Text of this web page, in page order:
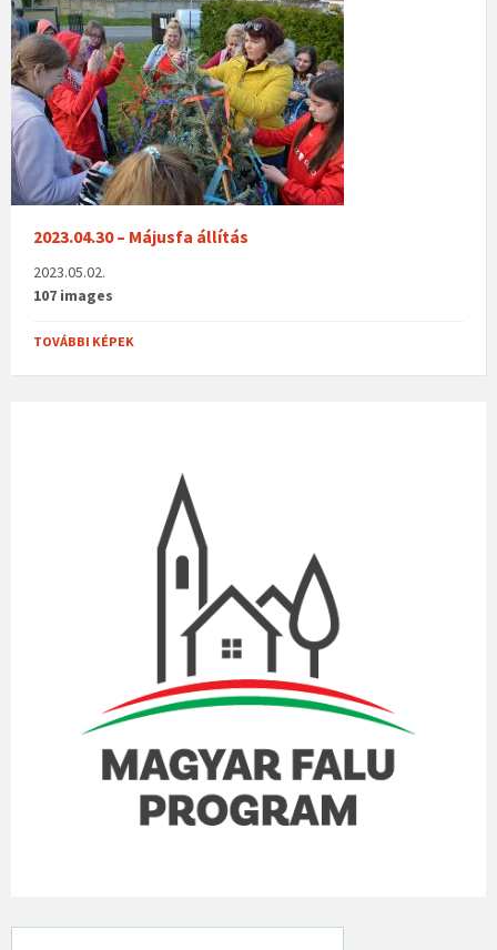
2023.04.30 – Májusfa állítás
2023.05.02.
107 images
TOVÁBBI KÉPEK